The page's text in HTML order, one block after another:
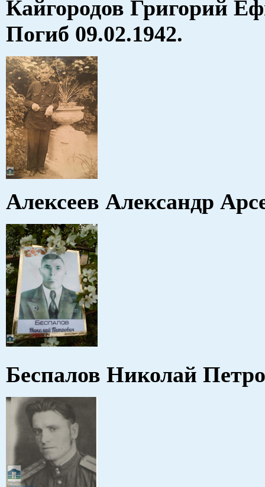
Кайгородов Григорий
Погиб 09.02.1942.
Алексеев Александр
Беспалов Николай